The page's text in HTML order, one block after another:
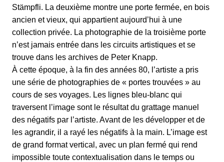
Stämpfli. La deuxième montre une porte fermée, en bois
ancien et vieux, qui appartient aujourd’hui à une
collection privée. La photographie de la troisième porte
n’est jamais entrée dans les circuits artistiques et se
trouve dans les archives de Peter Knapp.
À cette époque, à la fin des années 80, l’artiste a pris
une série de photographies de « portes trouvées » au
cours de ses voyages. Les lignes bleu-blanc qui
traversent l’image sont le résultat du grattage manuel
des négatifs par l’artiste. Avant de les développer et de
les agrandir, il a rayé les négatifs à la main. L’image est
de grand format vertical, avec un plan fermé qui rend
impossible toute contextualisation dans le temps ou